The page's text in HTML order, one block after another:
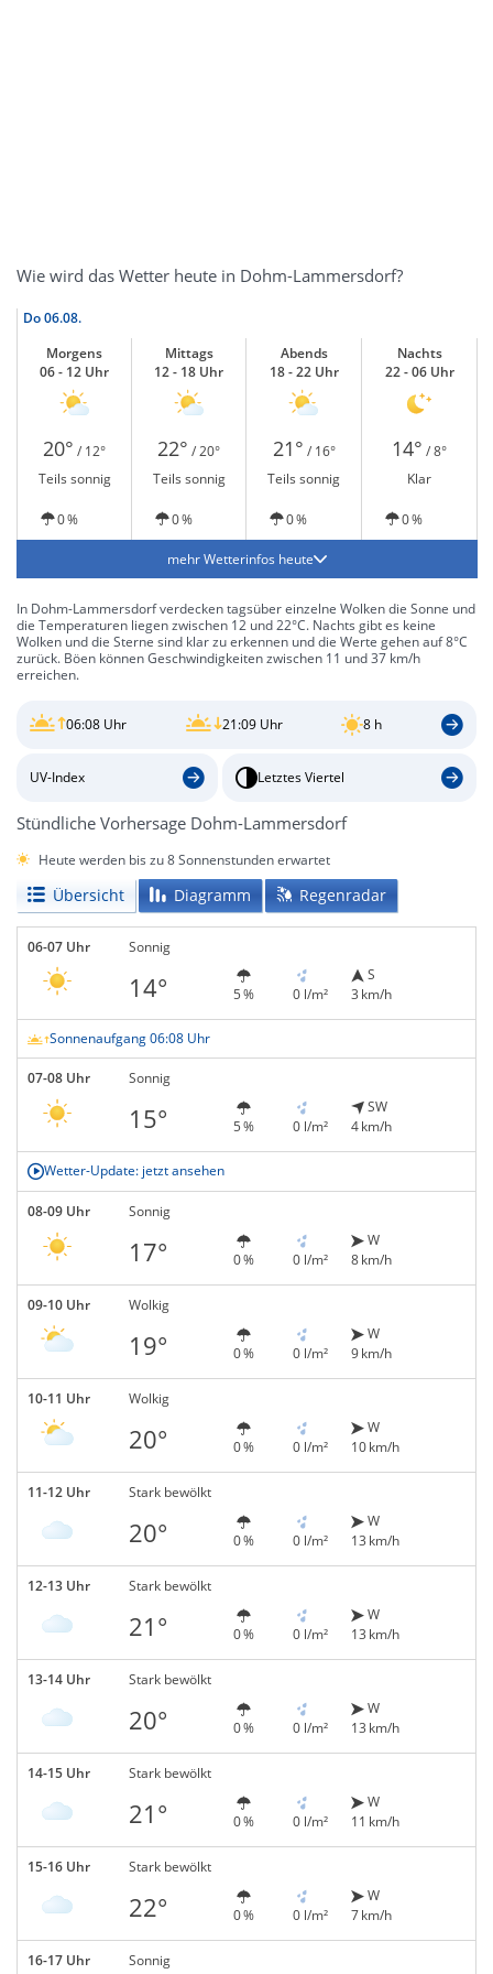
Wie wird das Wetter heute in Dohm-Lammersdorf?
Do06.08.
Morgens
06 - 12 Uhr
Mittags
12 - 18 Uhr
Abends
18 - 22 Uhr
Nachts
22 - 06 Uhr
20° / 12° 22° / 20° 21° / 16° 14° / 8°
Teils sonnig
Teils sonnig Teils sonnig Klar
0 % 0 % 0 % 0 %
mehr Wetterinfos heute
In Dohm-Lammersdorf verdecken tagsüber einzelne Wolken die Sonne und
die Temperaturen liegen zwischen 12 und 22°C. Nachts gibt es keine
Wolken und die Sterne sind klar zu erkennen und die Werte gehen auf 8°C
zurück. Böen können Geschwindigkeiten zwischen 11 und 37 km/h
erreichen.
06:08 Uhr 21:09 Uhr 8 h
UV-Index Letztes Viertel
Stündliche Vorhersage Dohm-Lammersdorf
Heute werden bis zu 8 Sonnenstunden erwartet
Übersicht Diagramm Regenradar
06-07 Uhr Sonnig
14° 5 % 0 l/m²
S
3 km/h
Sonnenaufgang 06:08 Uhr
07-08 Uhr Sonnig
15° 5 % 0 l/m²
SW
4 km/h
Wetter-Update: jetzt ansehen
08-09 Uhr Sonnig
17° 0 % 0 l/m²
W
8 km/h
09-10 Uhr Wolkig
19° 0 % 0 l/m²
W
9 km/h
10-11 Uhr Wolkig
20° 0 % 0 l/m²
W
10 km/h
11-12 Uhr Stark bewölkt
20° 0 % 0 l/m²
W
13 km/h
12-13 Uhr Stark bewölkt
21° 0 % 0 l/m²
W
13 km/h
13-14 Uhr Stark bewölkt
20° 0 % 0 l/m²
W
13 km/h
14-15 Uhr Stark bewölkt
21° 0 % 0 l/m²
W
11 km/h
15-16 Uhr Stark bewölkt
22° 0 % 0 l/m²
W
7 km/h
16-17 Uhr Sonnig